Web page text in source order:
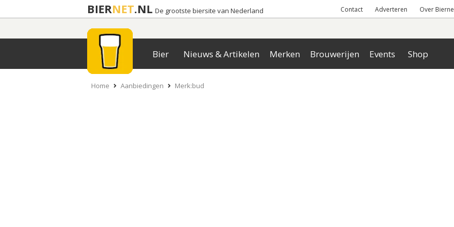
BIERNET.NL De grootste biersite van Nederland Contact Adverteren Over
Bier Nieuws & Artikelen Merken Brouwerijen Events Shop
Home Aanbiedingen Merk:bud